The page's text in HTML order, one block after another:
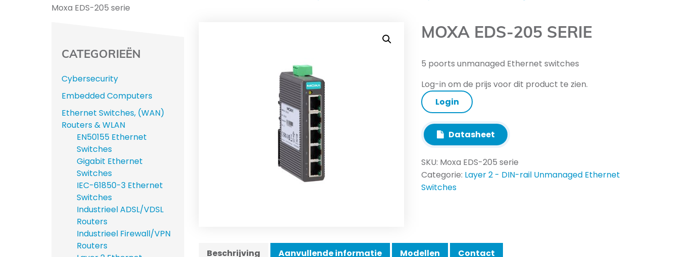
Moxa EDS-205 serie
MOXA EDS-205 SERIE
5 poorts unmanaged Ethernet switches
Log-in om de prijs voor dit product te zien.
Login
Datasheet
SKU: Moxa EDS-205 serie
Categorie: Layer 2 - DIN-rail Unmanaged Ethernet
Switches
Beschrijving Aanvullende informatie Modellen Contact
CATEGORIEËN
Cybersecurity
Embedded Computers
Ethernet Switches, (WAN)
Routers & WLAN
EN50155 Ethernet
Switches
Gigabit Ethernet
Switches
IEC-61850-3 Ethernet
Switches
Industrieel ADSL/VDSL
Routers
Industrieel Firewall/VPN
Routers